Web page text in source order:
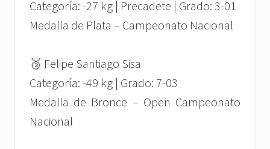
Categoría: -27 kg | Precadete | Grado: 3-01
Medalla de Plata – Campeonato Nacional
🥉 Felipe Santiago Sisa
Categoría: -49 kg | Grado: 7-03
Medalla de Bronce – Open Campeonato
Nacional